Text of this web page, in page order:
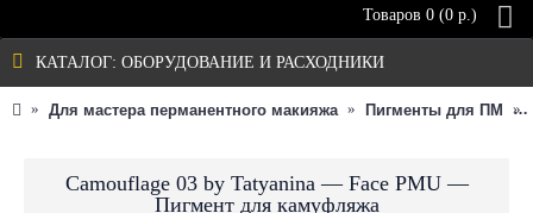
Товаров 0 (0 р.)
КАТАЛОГ: ОБОРУДОВАНИЕ И РАСХОДНИКИ
Для мастера перманентного макияжа Пигменты для ПМ
Camouflage 03 by Tatyanina — Face PMU —
Пигмент для камуфляжа